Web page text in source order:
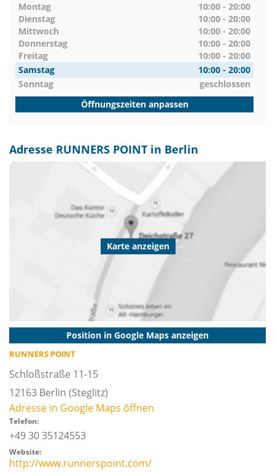
Montag
10:00 - 20:00
Dienstag
10:00 - 20:00
Mittwoch
10:00 - 20:00
Donnerstag
10:00 - 20:00
Freitag
10:00 - 20:00
Samstag
10:00 - 20:00
Sonntag
geschlossen
Öffnungszeiten anpassen
Adresse RUNNERS POINT in Berlin
Karte anzeigen
Position in Google Maps anzeigen
RUNNERS POINT
Schloßstraße 11-15
12163 Berlin (Steglitz)
Adresse in Google Maps öffnen
Telefon:
+49 30 35124553
Website:
http://www.runnerspoint.com/